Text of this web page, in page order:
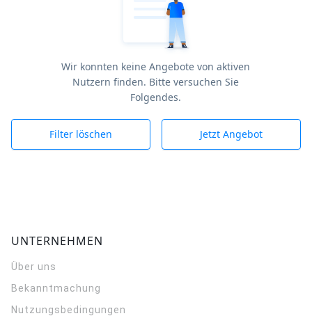
Wir konnten keine Angebote von aktiven
Nutzern finden. Bitte versuchen Sie
Folgendes.
Filter löschen Jetzt Angebot
UNTERNEHMEN
Über uns
Bekanntmachung
Nutzungsbedingungen